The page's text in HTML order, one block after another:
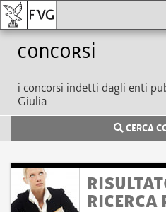
Concorsi
i concorsi indetti dagli enti
Giulia
CERCA
RICERCA